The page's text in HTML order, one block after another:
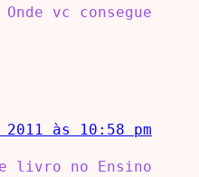
vc consegue
às 10:58 pm
livro no Ensino